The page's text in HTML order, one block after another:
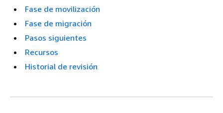
Fase de movilización
Fase de migración
Pasos siguientes
Recursos
Historial de revisión